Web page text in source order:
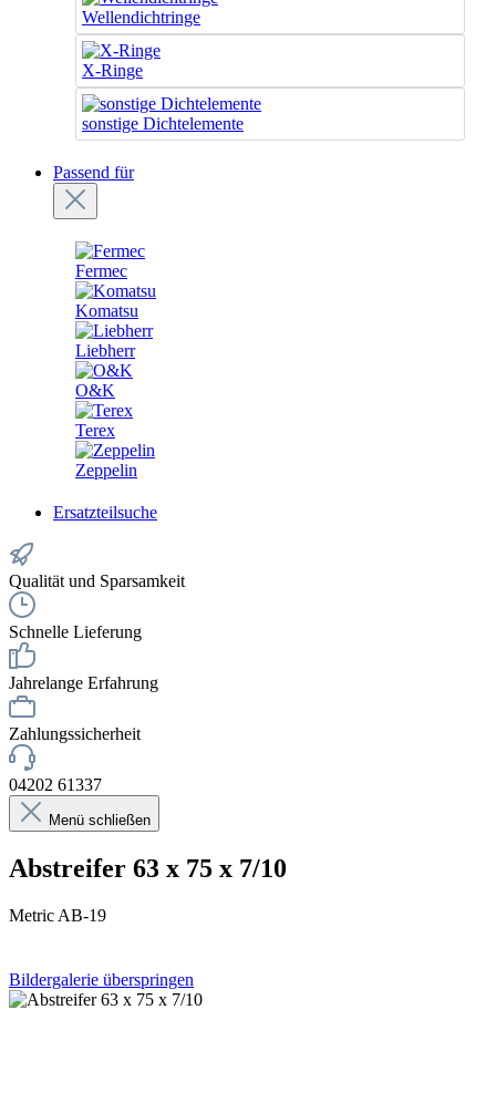
Wellendichtringe
X-Ringe
sonstige Dichtelemente
Passend für
Fermec
Komatsu
Liebherr
O&K
Terex
Zeppelin
Ersatzteilsuche
Qualität und Sparsamkeit
Schnelle Lieferung
Jahrelange Erfahrung
Zahlungssicherheit
04202 61337
Menü schließen
Abstreifer 63 x 75 x 7/10
Metric AB-19
Bildergalerie überspringen